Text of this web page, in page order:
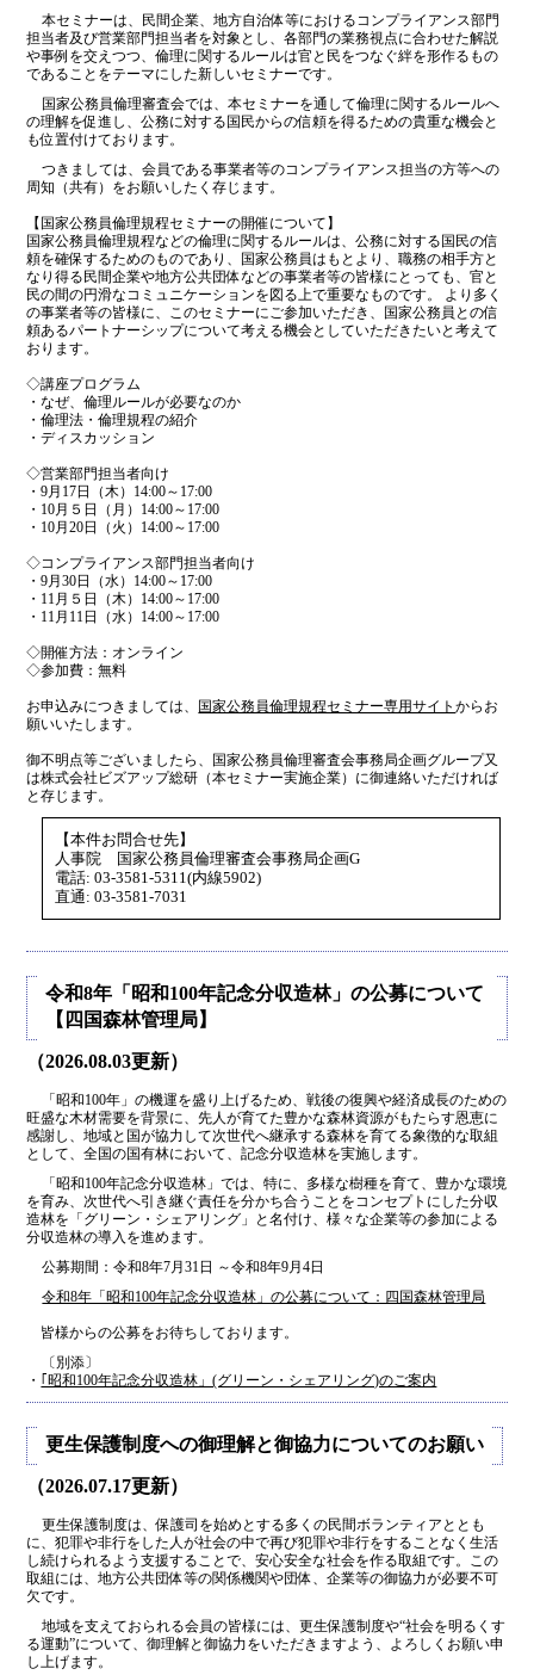
本セミナーは、民間企業、地方自治体等におけるコンプライアンス部門
担当者及び営業部門担当者を対象とし、各部門の業務視点に合わせた解説
や事例を交えつつ、倫理に関するルールは官と民をつなぐ絆を形作るもの
であることをテーマにした新しいセミナーです。
国家公務員倫理審査会では、本セミナーを通して倫理に関するルールへ
の理解を促進し、公務に対する国民からの信頼を得るための貴重な機会と
も位置付けております。
つきましては、会員である事業者等のコンプライアンス担当の方等への
周知（共有）をお願いしたく存じます。
【国家公務員倫理規程セミナーの開催について】
国家公務員倫理規程などの倫理に関するルールは、公務に対する国民の信
頼を確保するためのものであり、国家公務員はもとより、職務の相手方と
なり得る民間企業や地方公共団体などの事業者等の皆様にとっても、官と
民の間の円滑なコミュニケーションを図る上で重要なものです。 より多く
の事業者等の皆様に、このセミナーにご参加いただき、国家公務員との信
頼あるパートナーシップについて考える機会としていただきたいと考えて
おります。
◇講座プログラム
・なぜ、倫理ルールが必要なのか
・倫理法・倫理規程の紹介
・ディスカッション
◇営業部門担当者向け
・9月17日（木）14:00～17:00
・10月５日（月）14:00～17:00
・10月20日（火）14:00～17:00
◇コンプライアンス部門担当者向け
・9月30日（水）14:00～17:00
・11月５日（木）14:00～17:00
・11月11日（水）14:00～17:00
◇開催方法：オンライン
◇参加費：無料
お申込みにつきましては、 国家公務員倫理規程セミナー専用サイトからお
願いいたします。
御不明点等ございましたら、国家公務員倫理審査会事務局企画グループ又
は株式会社ビズアップ総研（本セミナー実施企業）に御連絡いただければ
と存じます。
【本件お問合せ先】
人事院 国家公務員倫理審査会事務局企画G
電話: 03-3581-5311(内線5902)
直通: 03-3581-7031
令和8年「昭和100年記念分収造林」の公募について
【四国森林管理局】
（2026.08.03更新）
「昭和100年」の機運を盛り上げるため、戦後の復興や経済成長のための
旺盛な木材需要を背景に、先人が育てた豊かな森林資源がもたらす恩恵に
感謝し、地域と国が協力して次世代へ継承する森林を育てる象徴的な取組
として、全国の国有林において、記念分収造林を実施します。
「昭和100年記念分収造林」では、特に、多様な樹種を育て、豊かな環境
を育み、次世代へ引き継ぐ責任を分かち合うことをコンセプトにした分収
造林を「グリーン・シェアリング」と名付け、様々な企業等の参加による
分収造林の導⼊を進めます。
公募期間：令和8年7月31日 ～令和8年9月4日
令和8年「昭和100年記念分収造林」の公募について：四国森林管理局
皆様からの公募をお待ちしております。
〔別添〕
・ ｢昭和100年記念分収造林」(グリーン・シェアリング)のご案内
更生保護制度への御理解と御協力についてのお願い
（2026.07.17更新）
更生保護制度は、保護司を始めとする多くの民間ボランティアととも
に、犯罪や非行をした人が社会の中で再び犯罪や非行をすることなく生活
し続けられるよう支援することで、安心安全な社会を作る取組です。この
取組には、地方公共団体等の関係機関や団体、企業等の御協力が必要不可
欠です。
地域を支えておられる会員の皆様には、更生保護制度や“社会を明るくす
る運動”について、御理解と御協力をいただきますよう、よろしくお願い申
し上げます。